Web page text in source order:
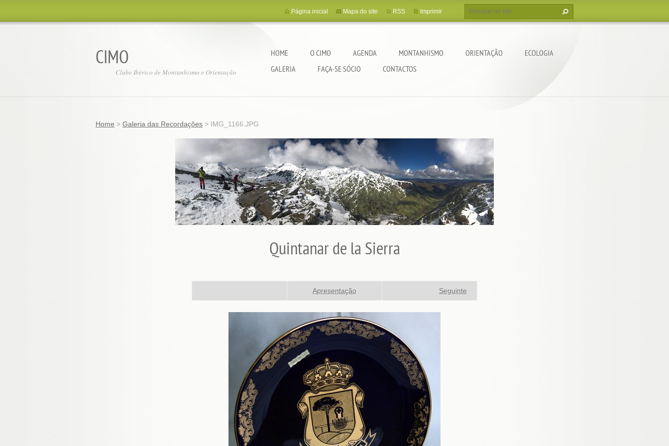
CIMO
Clube Ibérico de Montanhismo e Orientação
HOME O CIMO AGENDA MONTANHISMO ORIENTAÇÃO
ECOLOGIA
GALERIA
FAÇA-SE SÓCIO CONTACTOS
Página inicial Mapa do site RSS Imprimir
Home > Galeria das Recordações > IMG_1166.JPG
Quintanar de la Sierra
Apresentação Seguinte